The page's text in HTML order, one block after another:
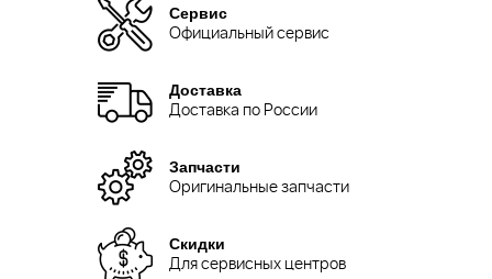
Сервис
Официальный сервис
Доставка
Доставка по России
Запчасти
Оригинальные запчасти
Скидки
Для сервисных центров